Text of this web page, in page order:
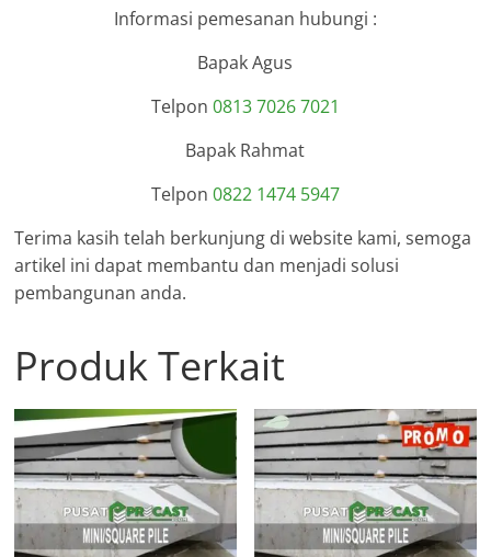
Informasi pemesanan hubungi :
Bapak Agus
Telpon 0813 7026 7021
Bapak Rahmat
Telpon 0822 1474 5947
Terima kasih telah berkunjung di website kami, semoga
artikel ini dapat membantu dan menjadi solusi
pembangunan anda.
Produk Terkait